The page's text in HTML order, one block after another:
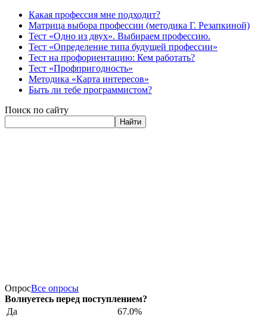
Какая профессия мне подходит?
Матрица выбора профессии (методика Г. Резапкиной)
Тест «Одно из двух». Выбираем профессию.
Тест «Определение типа будущей профессии»
Тест на профориентацию: Кем работать?
Тест «Профпригодность»
Методика «Карта интересов»
Быть ли тебе программистом?
Поиск по сайту
Найти
ОпросВсе опросы
Волнуетесь перед поступлением?
Да
67.0%